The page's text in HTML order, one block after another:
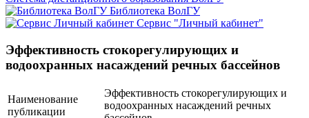
Библиотека ВолГУ
Сервис "Личный кабинет"
Эффективность стокорегулирующих и
водоохранных насаждений речных бассейнов
Наименование
публикации
Эффективность стокорегулирующих и
водоохранных насаждений речных